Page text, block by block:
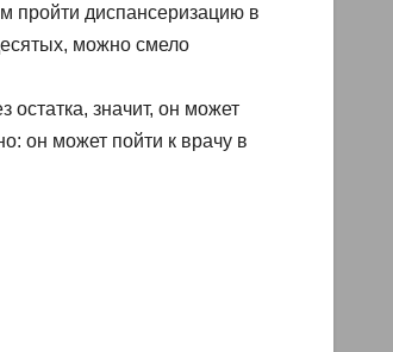
пройти диспансеризацию в
можно смело
значит, он может
он может пойти к врачу в